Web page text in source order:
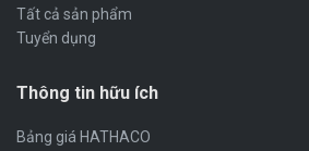
Tất cả sản phẩm
Tuyển dụng
Thông tin hữu ích
Bảng giá HATHACO